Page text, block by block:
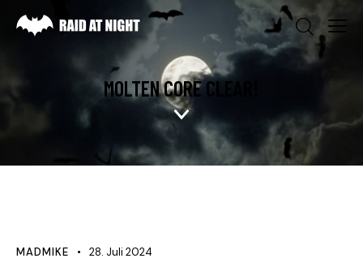
MOLTEN CORE CLEAR!
MADMIKE 28. Juli 2024